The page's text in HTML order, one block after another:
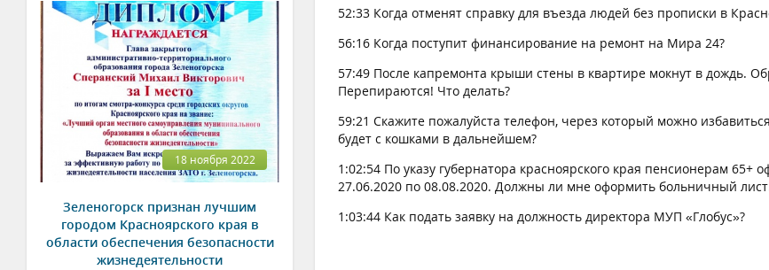
52:33 Когда отменят справку для въезда людей без прописки в
56:16 Когда поступит финансирование на ремонт на Мира 24?
57:49 После капремонта крыши стены в квартире мокнут в дождь.
Перепираются! Что делать?
59:21 Скажите пожалуйста телефон, через который можно
будет с кошками в дальнейшем?
1:02:54 По указу губернатора красноярского края пенсионерам
27.06.2020 по 08.08.2020. Должны ли мне оформить больничный
1:03:44 Как подать заявку на должность директора МУП «Глобус»?
18 ноября 2022
Зеленогорск признан лучшим
городом Красноярского края в
области обеспечения безопасности
жизнедеятельности